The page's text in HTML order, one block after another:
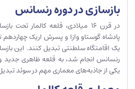
بازسازی در دوره رنسانس
در قرن 16 میلادی، قلعه کالمار
پادشاه گوستاو وازا و پسرش اریک
یک اقامتگاه سلطنتی تبدیل کنند. این
رنسانس انجام شد، به قلعه ظاهری جدید و
یکی از جاذبه‌های معماری مهم در سوئد